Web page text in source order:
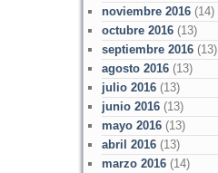
noviembre 2016(14)
octubre 2016(13)
septiembre 2016(13)
agosto 2016(13)
julio 2016(13)
junio 2016(13)
mayo 2016(13)
abril 2016(13)
marzo 2016(14)